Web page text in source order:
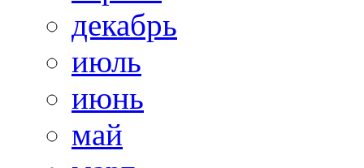
декабрь
июль
июнь
май